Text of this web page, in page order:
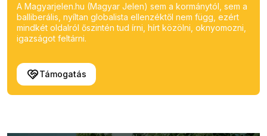
A Magyarjelen.hu (Magyar Jelen) sem a kormánytól, sem a
balliberális, nyíltan globalista ellenzéktől nem függ, ezért
mindkét oldalról őszintén tud írni, hírt közölni, oknyomozni,
igazságot feltárni.
Támogatás